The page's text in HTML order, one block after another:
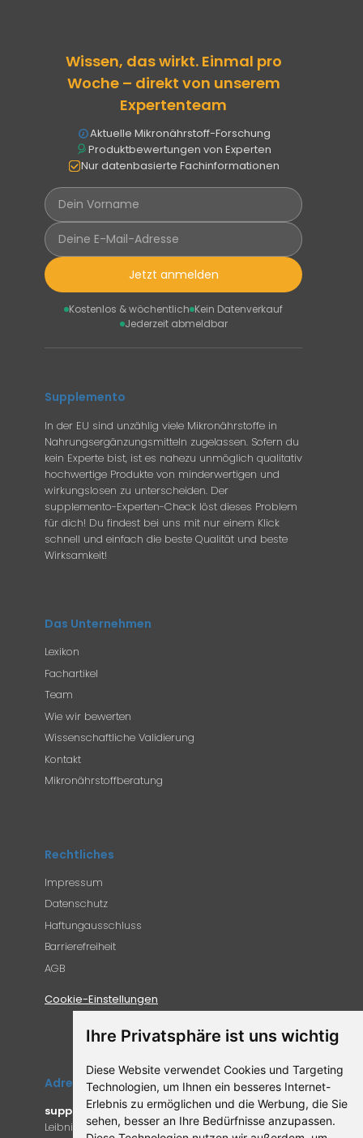
Ihre Privatsphäre ist uns wichtig
Diese Website verwendet Cookies und Targeting
Technologien, um Ihnen ein besseres Internet-
Erlebnis zu ermöglichen und die Werbung, die Sie
sehen, besser an Ihre Bedürfnisse anzupassen.
Wissen, das wirkt. Einmal pro
Woche – direkt von unserem
Expertenteam
Aktuelle Mikronährstoff-Forschung
Produktbewertungen von Experten
Nur datenbasierte Fachinformationen
Jetzt anmelden
Kostenlos & wöchentlich Kein Datenverkauf
Jederzeit abmeldbar
Supplemento
In der EU sind unzählig viele Mikronährstoffe in
Nahrungsergänzungsmitteln zugelassen. Sofern du
kein Experte bist, ist es nahezu unmöglich qualitativ
hochwertige Produkte von minderwertigen und
wirkungslosen zu unterscheiden. Der
supplemento-Experten-Check löst dieses Problem
für dich! Du findest bei uns mit nur einem Klick
schnell und einfach die beste Qualität und beste
Wirksamkeit!
Das Unternehmen
Lexikon
Fachartikel
Team
Wie wir bewerten
Wissenschaftliche Validierung
Kontakt
Mikronährstoffberatung
Rechtliches
Impressum
Datenschutz
Haftungausschluss
Barrierefreiheit
AGB
Cookie-Einstellungen
Adresse
supplemento.de
Leibniz-Campus 9